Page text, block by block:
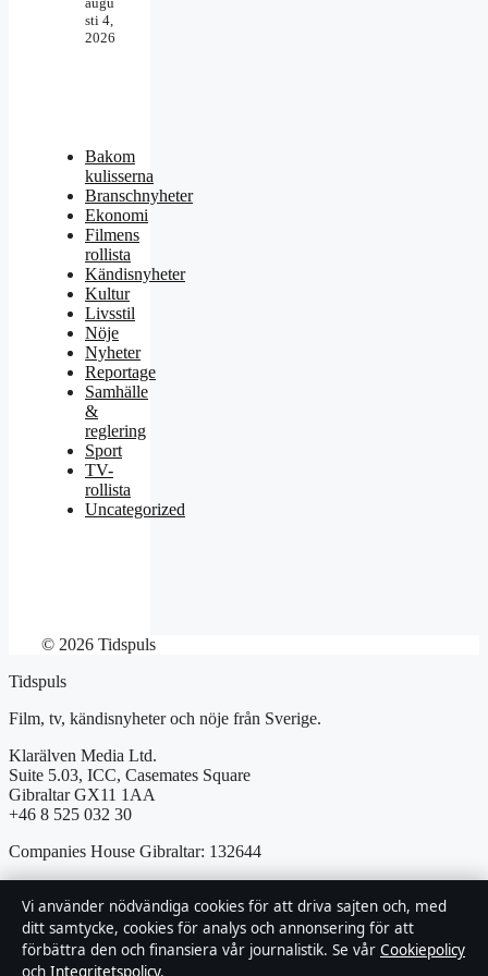
sti 4,
2026
Bakom
kulisserna
Branschnyheter
Ekonomi
Filmens
rollista
Kändisnyheter
Kultur
Livsstil
Nöje
Nyheter
Reportage
Samhälle
&
reglering
Sport
TV-
rollista
Uncategorized
© 2026 Tidspuls
Tidspuls
Film, tv, kändisnyheter och nöje från Sverige.
Klarälven Media Ltd.
Suite 5.03, ICC, Casemates Square
Gibraltar GX11 1AA
+46 8 525 032 30
Companies House Gibraltar: 132644
hello@tidspuls.se
Kontakta oss
Vi använder nödvändiga cookies för att driva sajten och, med
ditt samtycke, cookies för analys och annonsering för att
förbättra den och finansiera vår journalistik. Se vår Cookiepolicy
och Integritetspolicy.